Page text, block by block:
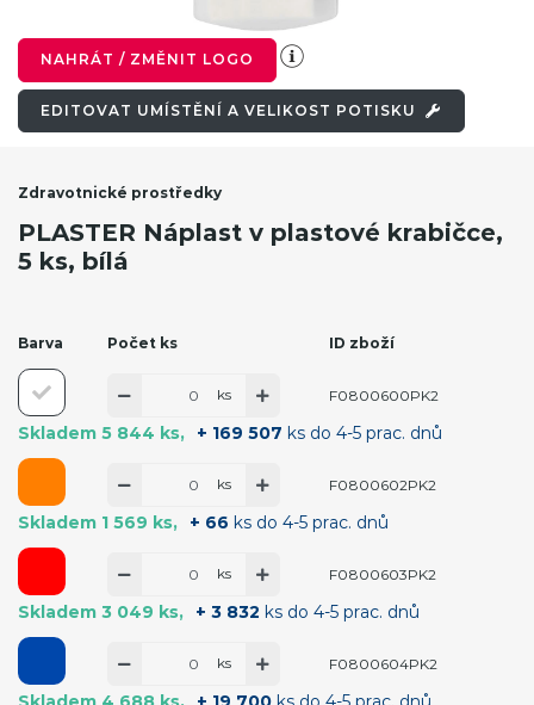
NAHRÁT / ZMĚNIT LOGO
EDITOVAT UMÍSTĚNÍ A VELIKOST POTISKU
Zdravotnické prostředky
PLASTER Náplast v plastové krabičce,
5 ks, bílá
Barva Počet ks ID zboží
Skladem 5 844 ks + 169 507 ks do 4-5 prac. dnů
ks F0800600PK2
Skladem 1 569 ks + 66 ks do 4-5 prac. dnů
ks F0800602PK2
Skladem 3 049 ks + 3 832 ks do 4-5 prac. dnů
ks F0800603PK2
ks F0800604PK2